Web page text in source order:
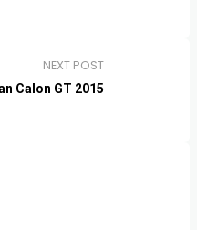
NEXT POST
Calon GT 2015